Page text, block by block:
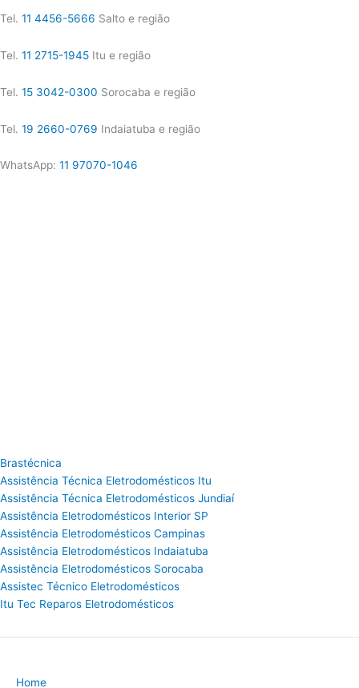
Tel. 11 4456-5666 Salto e região
Tel. 11 2715-1945 Itu e região
Tel. 15 3042-0300 Sorocaba e região
Tel. 19 2660-0769 Indaiatuba e região
WhatsApp: 11 97070-1046
Brastécnica
Assistência Técnica Eletrodomésticos Itu
Assistência Técnica Eletrodomésticos Jundiaí
Assistência Eletrodomésticos Interior SP
Assistência Eletrodomésticos Campinas
Assistência Eletrodomésticos Indaiatuba
Assistência Eletrodomésticos Sorocaba
Assistec Técnico Eletrodomésticos
Itu Tec Reparos Eletrodomésticos
Home